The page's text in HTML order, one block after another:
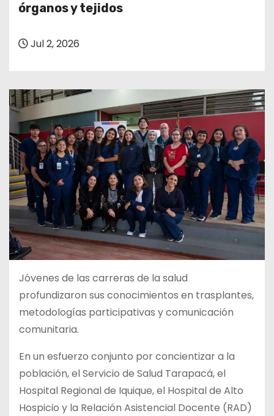
órganos y tejidos
Jul 2, 2026
Jóvenes de las carreras de la salud
profundizaron sus conocimientos en trasplantes,
metodologías participativas y comunicación
comunitaria.
En un esfuerzo conjunto por concientizar a la
población, el Servicio de Salud Tarapacá, el
Hospital Regional de Iquique, el Hospital de Alto
Hospicio y la Relación Asistencial Docente (RAD)